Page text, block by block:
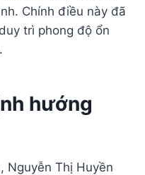
Chính điều này đã
trì phong độ ổn
hướng
Nguyễn Thị Huyền